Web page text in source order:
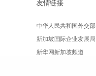
友情链接
中华人民共和国外交部
新加坡国际企业发展局
新华网新加坡频道